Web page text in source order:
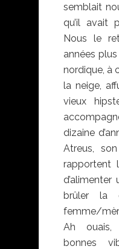
semblait
qu’il avait
Nous le
années
nordique, à
la neige,
vieux
dizaine
Atreus,
rapportent
brûler la
femme/
Ah
bonnes